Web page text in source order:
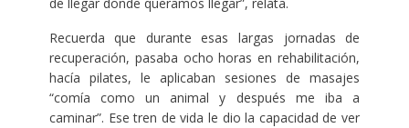
de llegar donde queramos llegar”, relata.
Recuerda que durante esas largas jornadas de
recuperación, pasaba ocho horas en rehabilitación,
hacía pilates, le aplicaban sesiones de masajes
“comía como un animal y después me iba a
caminar”. Ese tren de vida le dio la capacidad de ver